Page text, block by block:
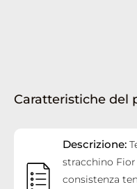
Caratteristiche del
Descrizione:
stracchino
consistenza